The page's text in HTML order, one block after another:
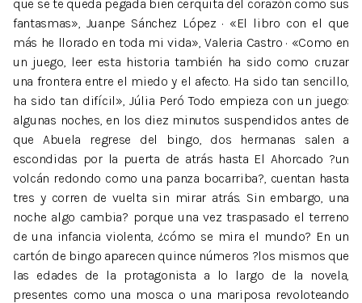
que se te queda pegada bien cerquita del corazón como sus
fantasmas», Juanpe Sánchez López · «El libro con el que
más he llorado en toda mi vida», Valeria Castro · «Como en
un juego, leer esta historia también ha sido como cruzar
una frontera entre el miedo y el afecto. Ha sido tan sencillo,
ha sido tan difícil», Júlia Peró Todo empieza con un juego:
algunas noches, en los diez minutos suspendidos antes de
que Abuela regrese del bingo, dos hermanas salen a
escondidas por la puerta de atrás hasta El Ahorcado ?un
volcán redondo como una panza bocarriba?, cuentan hasta
tres y corren de vuelta sin mirar atrás. Sin embargo, una
noche algo cambia? porque una vez traspasado el terreno
de una infancia violenta, ¿cómo se mira el mundo? En un
cartón de bingo aparecen quince números ?los mismos que
las edades de la protagonista a lo largo de la novela,
presentes como una mosca o una mariposa revoloteando